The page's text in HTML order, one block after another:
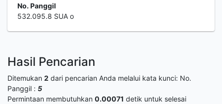
No. Panggil
532.095.8 SUA o
Hasil Pencarian
Ditemukan 2 dari pencarian Anda melalui kata kunci: No.
Panggil : 5
Permintaan membutuhkan 0.00071 detik untuk selesai